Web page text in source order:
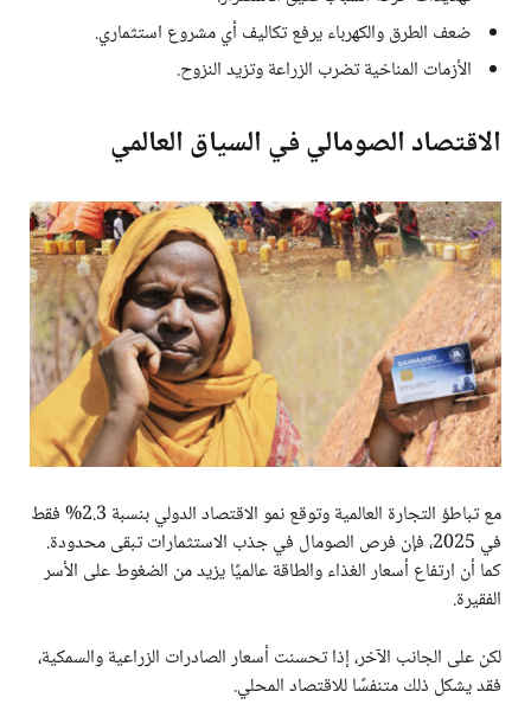
ضعف الطرق والكهرباء يرفع تكاليف أي مشروع استثماري.
الأزمات المناخية تضرب الزراعة وتزيد النزوح.
الاقتصاد الصومالي في السياق العالمي
مع تباطؤ التجارة العالمية وتوقع نمو الاقتصاد الدولي بنسبة 2.3% فقط
في 2025، فإن فرص الصومال في جذب الاستثمارات تبقى محدودة.
كما أن ارتفاع أسعار الغذاء والطاقة عالميًا يزيد من الضغوط على الأسر
الفقيرة.
لكن على الجانب الآخر، إذا تحسنت أسعار الصادرات الزراعية والسمكية،
فقد يشكل ذلك متنفسًا للاقتصاد المحلي.